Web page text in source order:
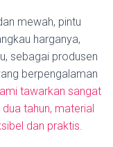
mewah, pintu
harganya,
sebagai produsen
berpengalaman
tawarkan sangat
tahun, material
dan praktis.